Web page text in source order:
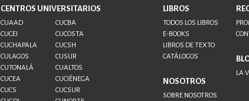
CENTROS UNIVERSITARIOS
CUAAD
CUCBA
CUCEI
CUCOSTA
CUCHAPALA
CUCSH
CULAGOS
CUSUR
CUTONALÁ
CUALTOS
CUCEA
CUCIÉNEGA
CUCS
CUCSUR
LIBROS
TODOS LOS LIBROS
E-BOOKS
LIBROS DE TEXTO
CATÁLOGOS
NOSOTROS
SOBRE NOSOTROS
LA